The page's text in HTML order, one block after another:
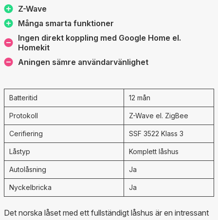
Z-Wave
Många smarta funktioner
Ingen direkt koppling med Google Home el.
Homekit
Aningen sämre användarvänlighet
Batteritid 12 mån
Protokoll Z-Wave el. ZigBee
Cerifiering SSF 3522 Klass 3
Låstyp Komplett låshus
Autolåsning Ja
Nyckelbricka Ja
Det norska låset med ett fullständigt låshus är en intressant